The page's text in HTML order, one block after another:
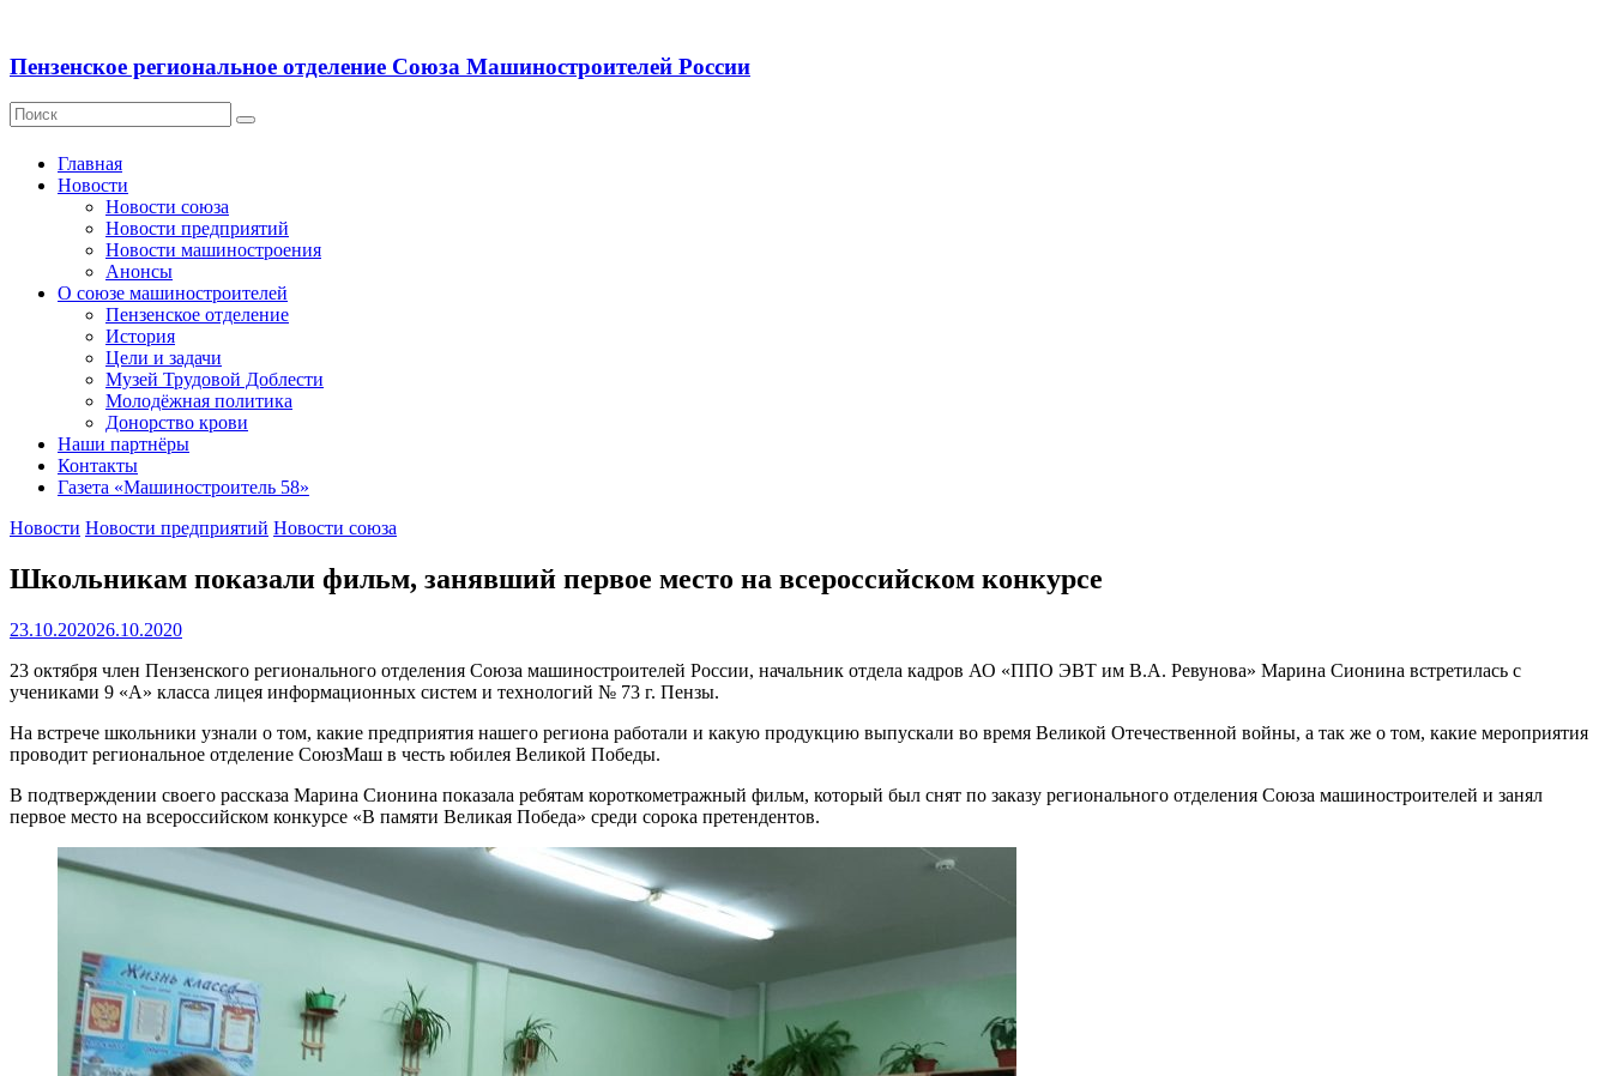
Пензенское региональное отделение Союза Машиностроителей России
Главная
Новости
Новости союза
Новости предприятий
Новости машиностроения
Анонсы
О союзе машиностроителей
Пензенское отделение
История
Цели и задачи
Музей Трудовой Доблести
Молодёжная политика
Донорство крови
Наши партнёры
Контакты
Газета «Машиностроитель 58»
Новости Новости предприятий Новости союза
Школьникам показали фильм, занявший первое место на всероссийском конкурсе
23.10.202026.10.2020
23 октября член Пензенского регионального отделения Союза машиностроителей России, начальник отдела кадров АО «ППО ЭВТ им В.А. Ревунова» Марина Сионина встретилась с
учениками 9 «А» класса лицея информационных систем и технологий № 73 г. Пензы.
На встрече школьники узнали о том, какие предприятия нашего региона работали и какую продукцию выпускали во время Великой Отечественной войны, а так же о том, какие мероприятия
проводит региональное отделение СоюзМаш в честь юбилея Великой Победы.
В подтверждении своего рассказа Марина Сионина показала ребятам короткометражный фильм, который был снят по заказу регионального отделения Союза машиностроителей и занял
первое место на всероссийском конкурсе «В памяти Великая Победа» среди сорока претендентов.